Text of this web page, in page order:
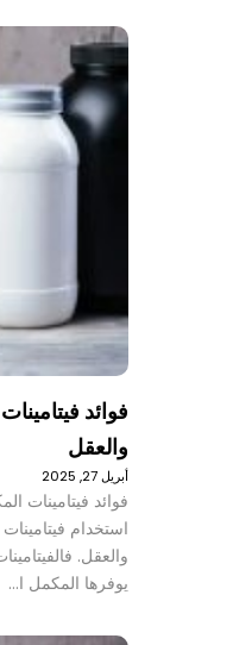
فوائد
والعقل
أبريل 27, 2025
فوائد فيتامينات
استخدام
والعقل.
يوفرها المكمل ا…